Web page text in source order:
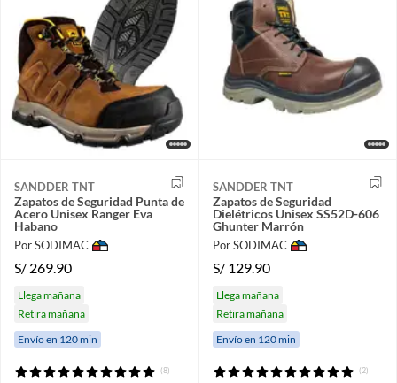
SANDDER TNT
Zapatos de Seguridad Punta de
Acero Unisex Ranger Eva
Habano
Por SODIMAC
S/ 269.90
Llega mañana
Retira mañana
Envío en 120 min
(8)
SANDDER TNT
Zapatos de Seguridad
Dielétricos Unisex SS52D-606
Ghunter Marrón
Por SODIMAC
S/ 129.90
Llega mañana
Retira mañana
Envío en 120 min
(2)